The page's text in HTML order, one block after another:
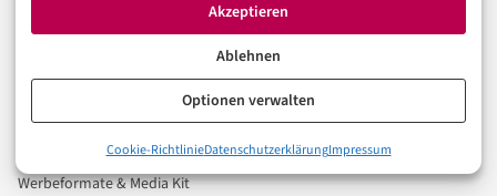
Akzeptieren
Ablehnen
Optionen verwalten
Cookie-RichtlinieDatenschutzerklärungImpressum
Digitalisierung
Unsere Redaktion
Werbeformate & Media Kit